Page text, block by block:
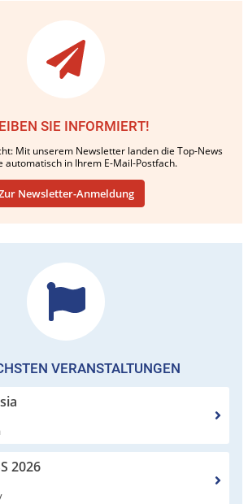
SIE INFORMIERT!
Mit unserem Newsletter landen die Top-News
automatisch in Ihrem E-Mail-Postfach.
Newsletter-Anmeldung
VERANSTALTUNGEN
2026